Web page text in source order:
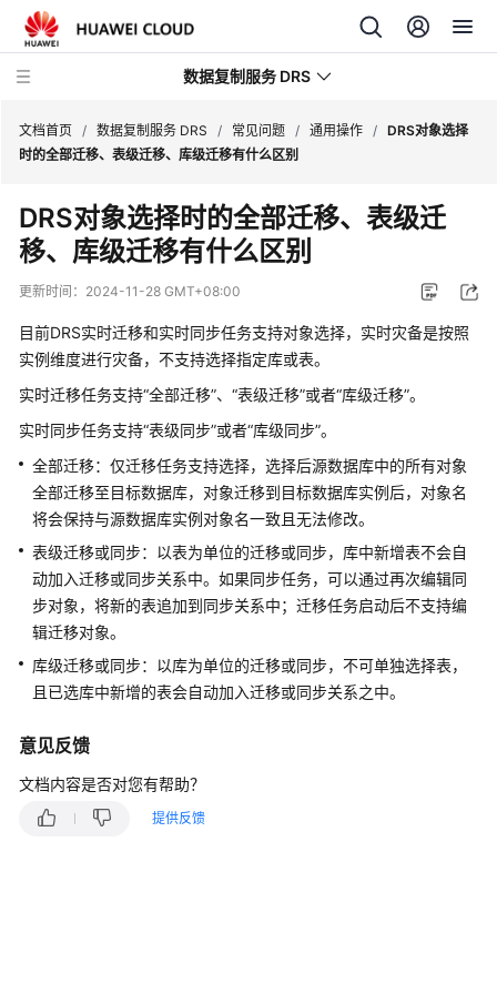
数据复制服务 DRS
新
动
产
品
介
绍
费
说
明
快
速
入
门
用
指
最
文档首页 / 数据复制服务 DRS / 常见问题 / 通用操作 / DRS对象选择
时的全部迁移、表级迁移、库级迁移有什么区别
DRS对象选择时的全部迁移、表级迁
移、库级迁移有什么区别
更新时间： 2024-11-28 GMT+08:00
目前DRS实时迁移和实时同步任务支持对象选择，实时灾备是按照
实例维度进行灾备，不支持选择指定库或表。
实时迁移任务支持“全部迁移”、 “表级迁移”或者“库级迁移”。
实时同步任务支持“表级同步”或者“库级同步”。
全部迁移：仅迁移任务支持选择，选择后源数据库中的所有对象
全部迁移至目标数据库，对象迁移到目标数据库实例后，对象名
将会保持与源数据库实例对象名一致且无法修改。
表级迁移或同步：以表为单位的迁移或同步，库中新增表不会自
动加入迁移或同步关系中。如果同步任务，可以通过再次编辑同
步对象，将新的表追加到同步关系中；迁移任务启动后不支持编
辑迁移对象。
库级迁移或同步：以库为单位的迁移或同步，不可单独选择表，
且已选库中新增的表会自动加入迁移或同步关系之中。
意见反馈
文档内容是否对您有帮助？
提供反馈